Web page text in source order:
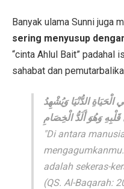
Banyak ulama Sunni juga
sering menyusup
“cinta Ahlul Bait” padahal
sahabat dan
الدُّنْيَا وَيُشْهِدُ
وَهُوَ أَلَدُّ الْخِصَامِ
"Di antara
adalah sekeras-
(QS. Al-Baqarah: